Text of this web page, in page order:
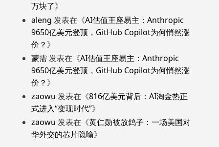
万块了》
aleng 发表在《AI估值王座易主：Anthropic
9650亿美元登顶，GitHub Copilot为何悄然涨
价？ 》
蒙需 发表在《AI估值王座易主：Anthropic
9650亿美元登顶，GitHub Copilot为何悄然涨
价？ 》
zaowu 发表在《816亿美元背后：AI淘金热正
式进入“变现时代”》
zaowu 发表在《黄仁勋被放鸽子：一场美国对
华外交的芯片隐喻》